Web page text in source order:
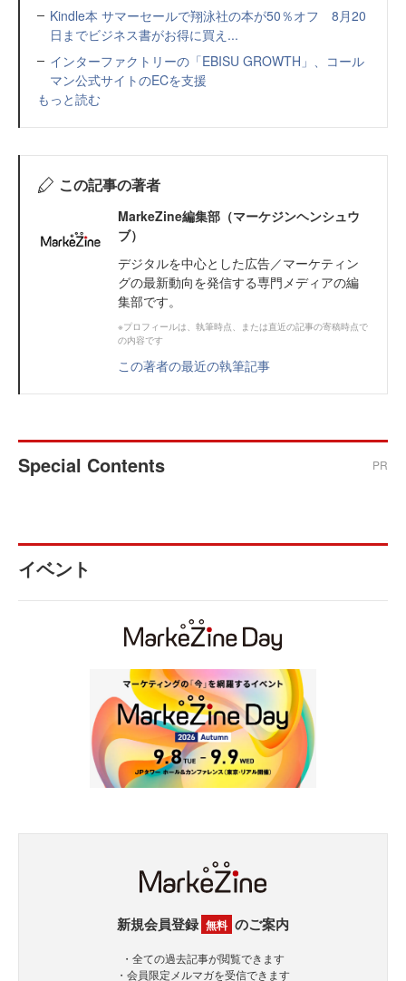
Kindle本 サマーセールで翔泳社の本が50％オフ 8月20
日までビジネス書がお得に買え...
インターファクトリーの「EBISU GROWTH」、コール
マン公式サイトのECを支援
もっと読む
この記事の著者
MarkeZine編集部（マーケジンヘンシュウ
ブ）
デジタルを中心とした広告／マーケティン
グの最新動向を発信する専門メディアの編
集部です。
※プロフィールは、執筆時点、または直近の記事の寄稿時点で
の内容です
この著者の最近の執筆記事
Special Contents PR
イベント
新規会員登録 無料 のご案内
・全ての過去記事が閲覧できます
・会員限定メルマガを受信できます